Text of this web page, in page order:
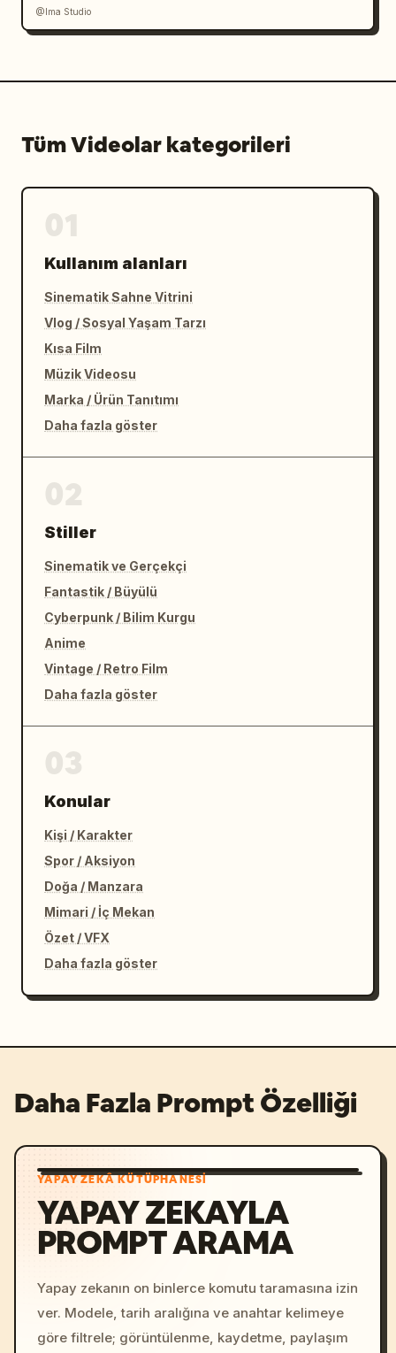
@Ima Studio
Tüm Videolar kategorileri
Kullanım alanları
Sinematik Sahne Vitrini
Vlog / Sosyal Yaşam Tarzı
Kısa Film
Müzik Videosu
Marka / Ürün Tanıtımı
Daha fazla göster
Stiller
Sinematik ve Gerçekçi
Fantastik / Büyülü
Cyberpunk / Bilim Kurgu
Anime
Vintage / Retro Film
Daha fazla göster
Konular
Kişi / Karakter
Spor / Aksiyon
Doğa / Manzara
Mimari / İç Mekan
Özet / VFX
Daha fazla göster
Daha Fazla Prompt Özelliği
YAPAY ZEKÂ KÜTÜPHANESI
YAPAY ZEKAYLA
PROMPT ARAMA
Yapay zekanın on binlerce komutu taramasına izin
ver. Modele, tarih aralığına ve anahtar kelimeye
göre filtrele; görüntülenme, kaydetme, paylaşım